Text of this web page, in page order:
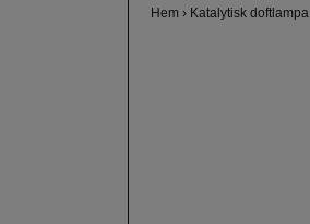
Hem › Katalytisk doftlampa